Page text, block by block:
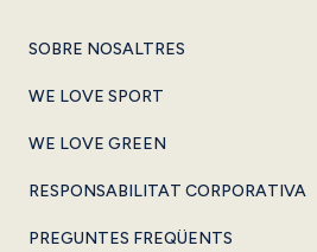
SOBRE NOSALTRES
WE LOVE SPORT
WE LOVE GREEN
RESPONSABILITAT CORPORATIVA
PREGUNTES FREQÜENTS